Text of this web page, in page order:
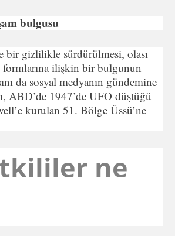
bulgusu
bir gizlilikle sürdürülmesi, olası
formlarına ilişkin bir bulgunun
da sosyal medyanın gündemine
ABD’de 1947’de UFO düştüğü
kurulan 51. Bölge Üssü’ne
ne